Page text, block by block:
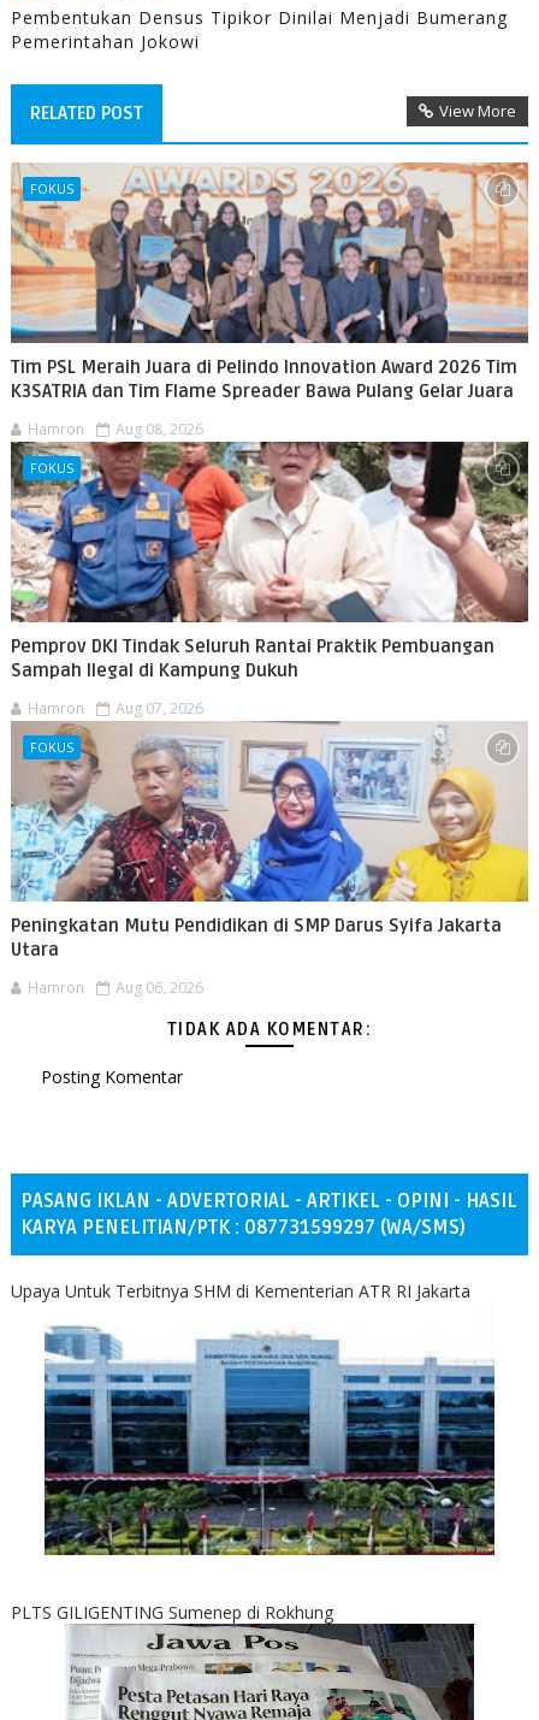
Pembentukan Densus Tipikor Dinilai Menjadi Bumerang
Pemerintahan Jokowi
RELATED POST View More
FOKUS
Tim PSL Meraih Juara di Pelindo Innovation Award 2026 Tim
K3SATRIA dan Tim Flame Spreader Bawa Pulang Gelar Juara
Hamron Aug 08, 2026
FOKUS
Pemprov DKI Tindak Seluruh Rantai Praktik Pembuangan
Sampah Ilegal di Kampung Dukuh
Hamron Aug 07, 2026
FOKUS
Peningkatan Mutu Pendidikan di SMP Darus Syifa Jakarta
Utara
Hamron Aug 06, 2026
TIDAK ADA KOMENTAR:
Posting Komentar
PASANG IKLAN - ADVERTORIAL - ARTIKEL - OPINI - HASIL
KARYA PENELITIAN/PTK : 087731599297 (WA/SMS)
Upaya Untuk Terbitnya SHM di Kementerian ATR RI Jakarta
PLTS GILIGENTING Sumenep di Rokhung